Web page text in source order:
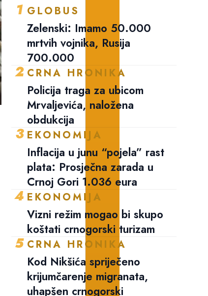
1 GLOBUS
Zelenski: Imamo 50.000
mrtvih vojnika, Rusija
700.000
2 CRNA HRONIKA
Policija traga za ubicom
Mrvaljevića, naložena
obdukcija
3 EKONOMIJA
Inflacija u junu “pojela” rast
plata: Prosječna zarada u
Crnoj Gori 1.036 eura
4 EKONOMIJA
Vizni režim mogao bi skupo
koštati crnogorski turizam
5 CRNA HRONIKA
Kod Nikšića spriječeno
krijumčarenje migranata,
uhapšen crnogorski